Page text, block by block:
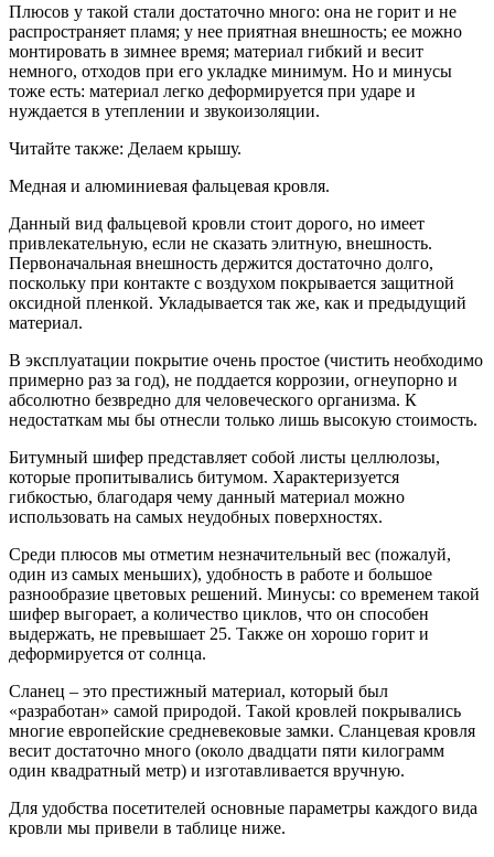
Плюсов у такой стали достаточно много: она не горит и не
распространяет пламя; у нее приятная внешность; ее можно
монтировать в зимнее время; материал гибкий и весит
немного, отходов при его укладке минимум. Но и минусы
тоже есть: материал легко деформируется при ударе и
нуждается в утеплении и звукоизоляции.
Читайте также: Делаем крышу.
Медная и алюминиевая фальцевая кровля.
Данный вид фальцевой кровли стоит дорого, но имеет
привлекательную, если не сказать элитную, внешность.
Первоначальная внешность держится достаточно долго,
поскольку при контакте с воздухом покрывается защитной
оксидной пленкой. Укладывается так же, как и предыдущий
материал.
В эксплуатации покрытие очень простое (чистить необходимо
примерно раз за год), не поддается коррозии, огнеупорно и
абсолютно безвредно для человеческого организма. К
недостаткам мы бы отнесли только лишь высокую стоимость.
Битумный шифер представляет собой листы целлюлозы,
которые пропитывались битумом. Характеризуется
гибкостью, благодаря чему данный материал можно
использовать на самых неудобных поверхностях.
Среди плюсов мы отметим незначительный вес (пожалуй,
один из самых меньших), удобность в работе и большое
разнообразие цветовых решений. Минусы: со временем такой
шифер выгорает, а количество циклов, что он способен
выдержать, не превышает 25. Также он хорошо горит и
деформируется от солнца.
Сланец – это престижный материал, который был
«разработан» самой природой. Такой кровлей покрывались
многие европейские средневековые замки. Сланцевая кровля
весит достаточно много (около двадцати пяти килограмм
один квадратный метр) и изготавливается вручную.
Для удобства посетителей основные параметры каждого вида
кровли мы привели в таблице ниже.